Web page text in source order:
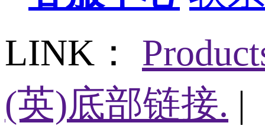
LINK：
(英)底部链接. |